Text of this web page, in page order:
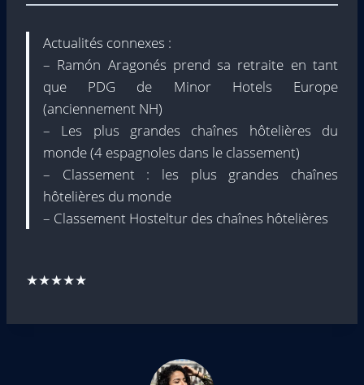
Actualités connexes :
– Ramón Aragonés prend sa retraite en tant
que PDG de Minor Hotels Europe
(anciennement NH)
– Les plus grandes chaînes hôtelières du
monde (4 espagnoles dans le classement)
– Classement : les plus grandes chaînes
hôtelières du monde
– Classement Hosteltur des chaînes hôtelières
★★★★★